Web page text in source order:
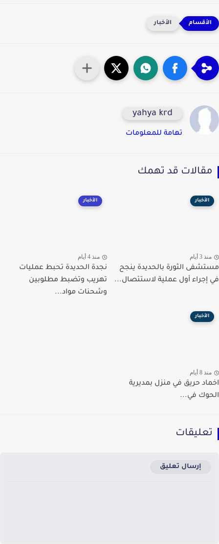
الأخبار
yahya krd
تهامة للمعلومات
قد تهمك
الأخبار
3 أيام
الثورة بالحديدة ينجح
أول عملية لاستئصال...
الأخبار
منذ 4 أيام
نجدة الحديدة تحبط عمليات
تهريب وتضبط مطلوبين
وشحنات مواد...
الأخبار
8 أيام
حريق في منزل بمديرية
في...
إرسال تعليق